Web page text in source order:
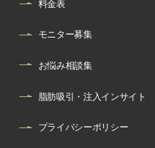
料金表
モニター募集
お悩み相談集
脂肪吸引・注入インサイト
プライバシーポリシー